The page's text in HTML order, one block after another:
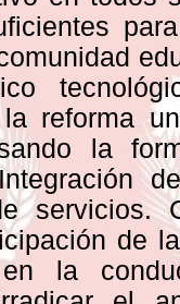
reforma
la
servicios.
de
la